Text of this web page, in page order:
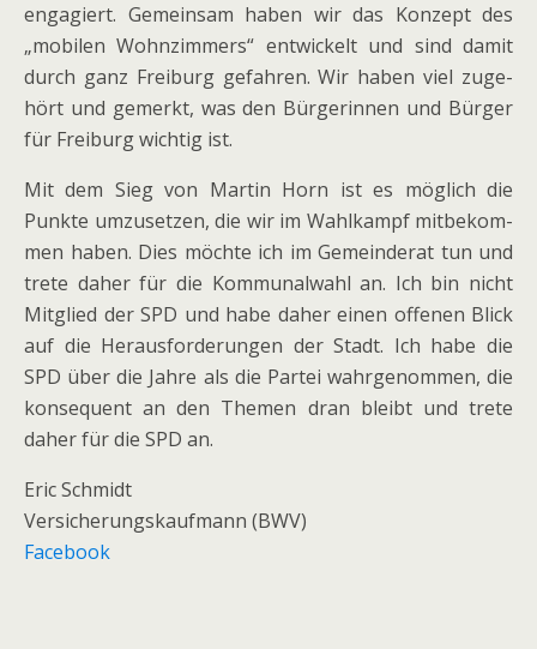
enga­giert. Gemeinsam haben wir das Konzept des
„mobi­len Wohnzimmers“ ent­wi­ckelt und sind damit
durch ganz Freiburg gefah­ren. Wir haben viel zuge­
hört und gemerkt, was den Bürgerinnen und Bürger
für Freiburg wich­tig ist.
Mit dem Sieg von Martin Horn ist es mög­lich die
Punkte umzu­set­zen, die wir im Wahlkampf mit­be­kom­
men haben. Dies möchte ich im Gemeinderat tun und
trete daher für die Kommunalwahl an. Ich bin nicht
Mitglied der SPD und habe daher einen offe­nen Blick
auf die Herausforderungen der Stadt. Ich habe die
SPD über die Jahre als die Partei wahr­ge­nom­men, die
kon­se­quent an den Themen dran bleibt und trete
daher für die SPD an.
Eric Schmidt
Versicherungskaufmann (BWV)
Facebook